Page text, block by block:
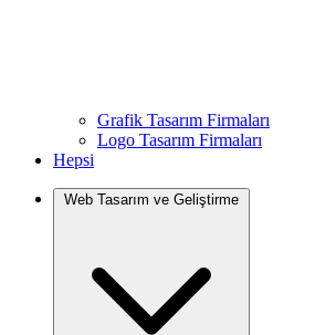
Grafik Tasarım Firmaları
Logo Tasarım Firmaları
Hepsi
Web Tasarım ve Geliştirme